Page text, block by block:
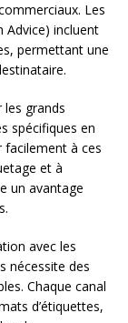
Les
Advice) incluent
permettant une
les grands
spécifiques en
facilement à ces
et à
un avantage
avec les
nécessite des
Chaque canal
d’étiquettes,